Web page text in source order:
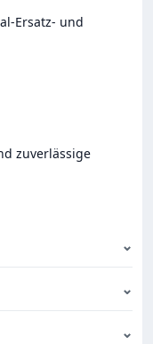
Ersatz- und
zuverlässige
⌄
⌄
⌄